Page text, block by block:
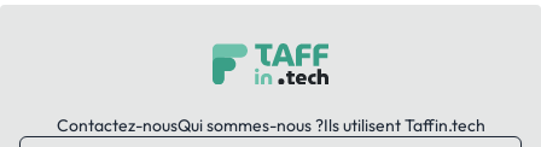
Contactez-nousQui sommes-nous ?Ils utilisent Taffin.tech